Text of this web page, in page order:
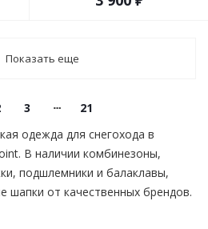
Показать еще
3
21
одежда для снегохода в
В наличии комбинезоны,
подшлемники и балаклавы,
шапки от качественных брендов.